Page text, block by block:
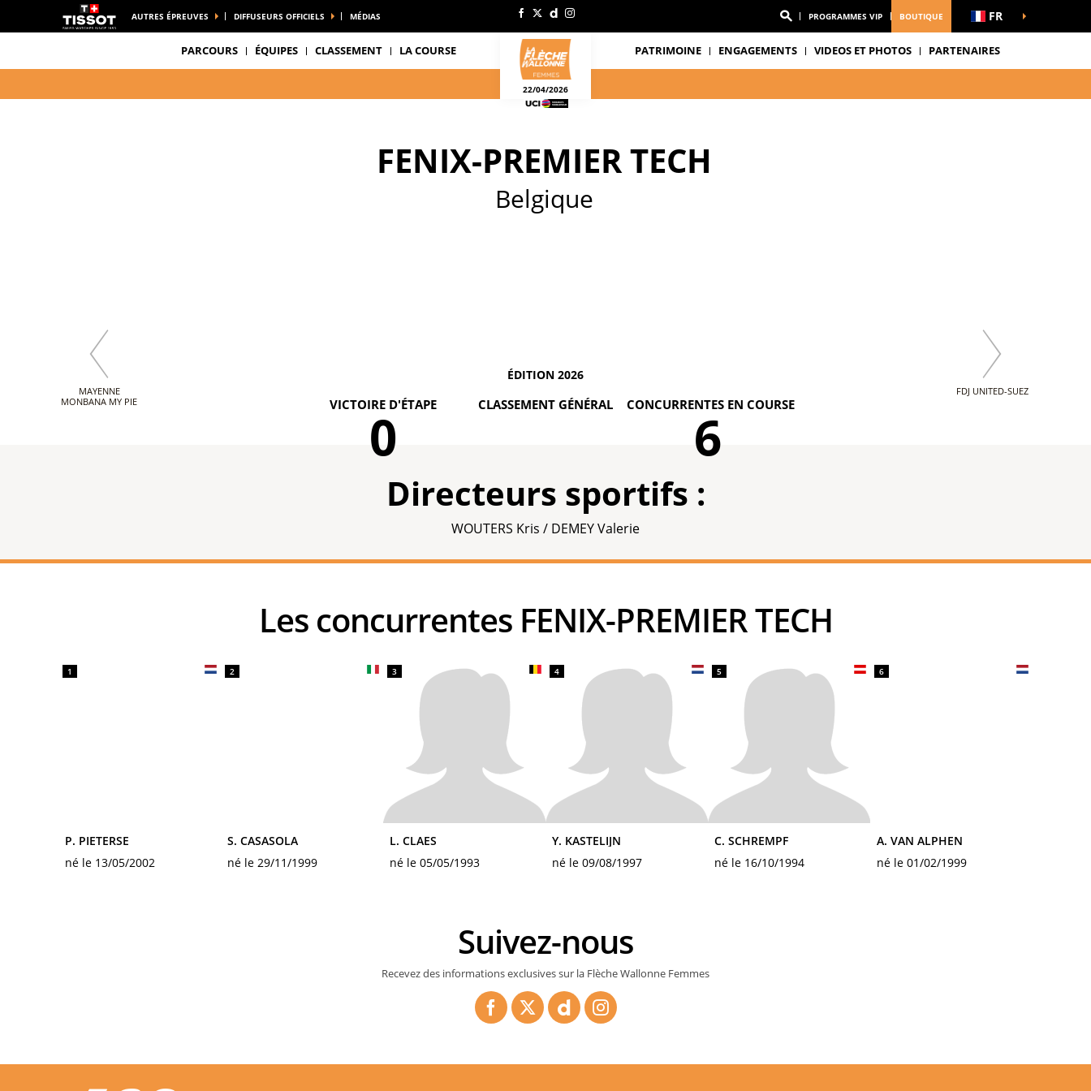
AUTRES ÉPREUVES DIFFUSEURS OFFICIELS MÉDIAS PROGRAMMES VIP BOUTIQUE FR
PARCOURS ÉQUIPES CLASSEMENT LA COURSE
22/04/2026
PATRIMOINE ENGAGEMENTS VIDEOS ET PHOTOS PARTENAIRES
FENIX-PREMIER TECH
Belgique
ÉDITION 2026
VICTOIRE D'ÉTAPE
0 CLASSEMENT GÉNÉRAL CONCURRENTES EN COURSE
6
MAYENNE
MONBANA MY PIE
FDJ UNITED-SUEZ
Directeurs sportifs :
WOUTERS Kris / DEMEY Valerie
Les concurrentes FENIX-PREMIER TECH
1
P. PIETERSE
né le 13/05/2002
2
S. CASASOLA
né le 29/11/1999
3
L. CLAES
né le 05/05/1993
4
Y. KASTELIJN
né le 09/08/1997
5
C. SCHREMPF
né le 16/10/1994
6
A. VAN ALPHEN
né le 01/02/1999
Suivez-nous
Recevez des informations exclusives sur la Flèche Wallonne Femmes